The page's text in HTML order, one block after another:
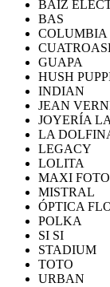
BAIZ
BAS
COLUMBIA
GUAPA
HUSH
INDIAN
JEAN
JOYERÍA
LA
LEGACY
LOLITA
MAXI
MISTRAL
ÓPTICA
POLKA
SI SI
STADIUM
TOTO
URBAN